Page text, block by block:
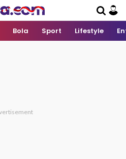
Bola Sport Lifestyle